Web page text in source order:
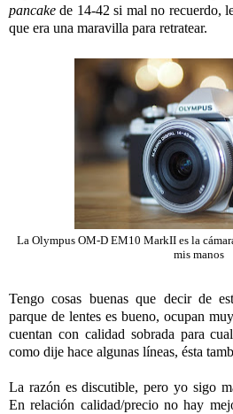
pancakede 14-42 si mal no recuerdo,
que era una maravilla para retratear.
La Olympus OM-D EM10 MarkII es la
mis manos
Tengo cosas buenas que decir de
parque de lentes es bueno, ocupan
cuentan con calidad sobrada para
como dije hace algunas líneas, ésta
La razón es discutible, pero yo sigo
En relación calidad/precio no hay